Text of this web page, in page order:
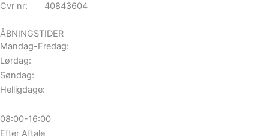
Cvr nr: 40843604
ÅBNINGSTIDER
Mandag-Fredag:
Lørdag:
Søndag:
Helligdage:
08:00-16:00
Efter Aftale